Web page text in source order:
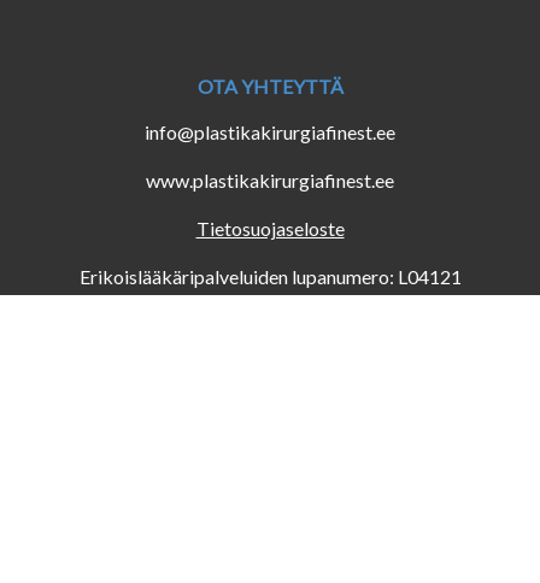
OTA YHTEYTTÄ
info@plastikakirurgiafinest.ee
www.plastikakirurgiafinest.ee
Tietosuojaseloste
Erikoislääkäripalveluiden lupanumero: L04121